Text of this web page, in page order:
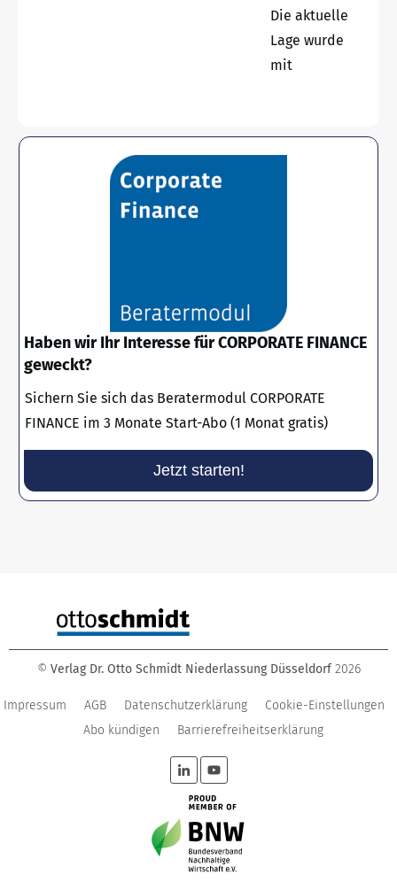
Die aktuelle
Lage wurde
mit
Haben wir Ihr Interesse für CORPORATE FINANCE
geweckt?
Sichern Sie sich das Beratermodul CORPORATE
FINANCE im 3 Monate Start-Abo (1 Monat gratis)
Jetzt starten!
© Verlag Dr. Otto Schmidt Niederlassung Düsseldorf 2026
Impressum AGB Datenschutzerklärung
Cookie-Einstellungen
Abo kündigen
Barrierefreiheitserklärung